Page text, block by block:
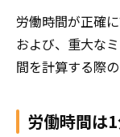
労働時間が正確
および、重大な
間を計算する際
労働時間は